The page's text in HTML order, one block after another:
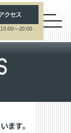
クセス
10:00～20:00
ます。